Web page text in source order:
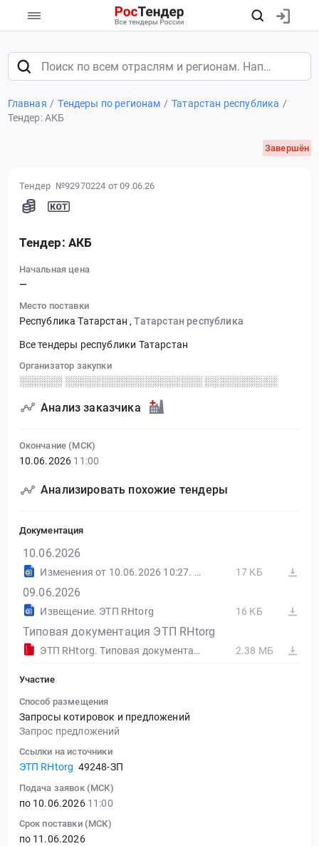
Главная Тендеры по регионам
Татарстан республика
Тендер: АКБ
Завершён
Тендер №92970224 от 09.06.26
Тендер: АКБ
Начальная цена
—
Место поставки
Республика Татарстан ,Татарстан республика
Все тендеры республики Татарстан
Организатор закупки
░░░░░░ ░░░░░░░░░░░░░░░░░░░ ░░░░░░░░░░
Анализ заказчика
Окончание (МСК)
10.06.2026 11:00
Анализировать похожие тендеры
Документация
10.06.2026
Изменения от 10.06.2026 10:27. ЭТП RHtorg 17 КБ
09.06.2026
Извещение. ЭТП RHtorg 16 КБ
Типовая документация ЭТП RHtorg
ЭТП RHtorg. Типовая документация 2.38 МБ
Участие
Способ размещения
Запросы котировок и предложений
Запрос предложений
Ссылки на источники
ЭТП RHtorg 49248-ЗП
Подача заявок (МСК)
по 10.06.2026 11:00
Срок поставки (МСК)
по 11.06.2026